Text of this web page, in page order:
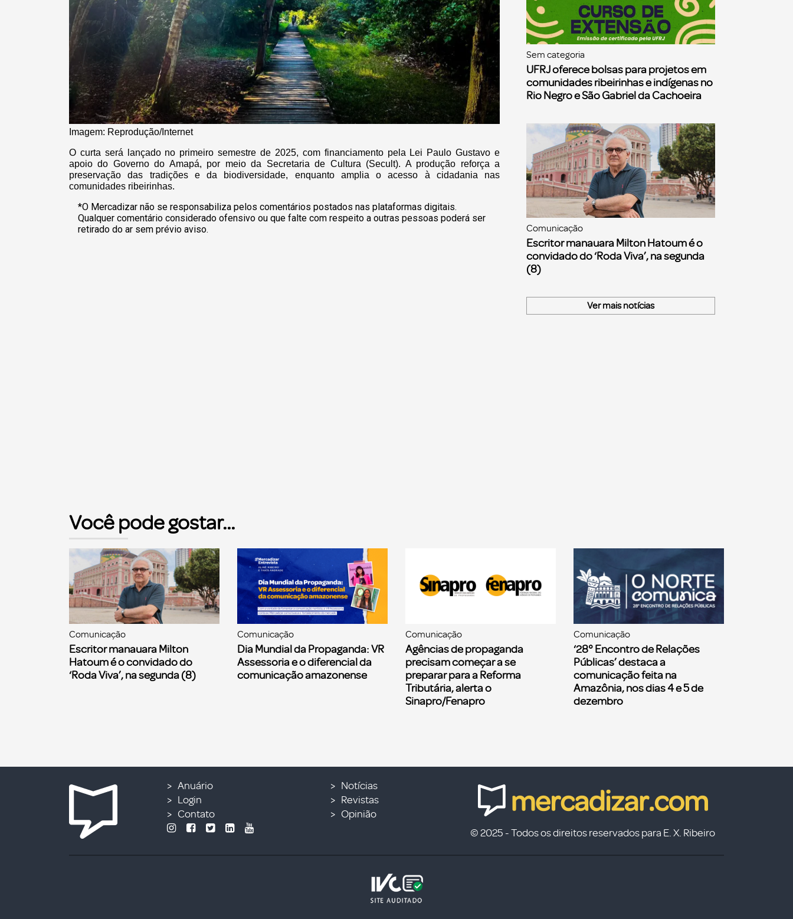
Imagem: Reprodução/Internet
O curta será lançado no primeiro semestre de 2025, com financiamento pela Lei Paulo Gustavo e
apoio do Governo do Amapá, por meio da Secretaria de Cultura (Secult). A produção reforça a
preservação das tradições e da biodiversidade, enquanto amplia o acesso à cidadania nas
comunidades ribeirinhas.
*O Mercadizar não se responsabiliza pelos comentários postados nas plataformas digitais.
Qualquer comentário considerado ofensivo ou que falte com respeito a outras pessoas poderá ser
retirado do ar sem prévio aviso.
Sem categoria
UFRJ oferece bolsas para projetos em
comunidades ribeirinhas e indígenas no
Rio Negro e São Gabriel da Cachoeira
Comunicação
Escritor manauara Milton Hatoum é o
convidado do ‘Roda Viva’, na segunda
(8)
Ver mais notícias
Você pode gostar...
Comunicação
Escritor manauara Milton
Hatoum é o convidado do
‘Roda Viva’, na segunda (8)
Comunicação
Dia Mundial da Propaganda: VR
Assessoria e o diferencial da
comunicação amazonense
Comunicação
Agências de propaganda
precisam começar a se
preparar para a Reforma
Tributária, alerta o
Sinapro/Fenapro
Comunicação
‘28° Encontro de Relações
Públicas’ destaca a
comunicação feita na
Amazônia, nos dias 4 e 5 de
dezembro
Anuário
Login
Contato
Notícias
Revistas
Opinião
© 2025 - Todos os direitos reservados para E. X. Ribeiro